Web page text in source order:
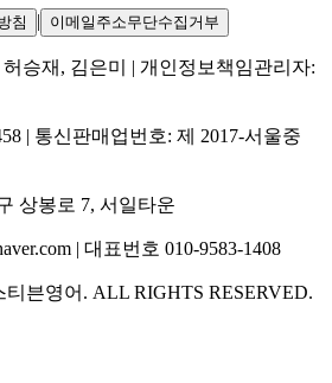
침 | 이메일주소무단수집거부
허승재, 김은미
| 개인정보책임관리자:
| 통신판매업번호: 제 2017-서울중
상봉로 7, 서일타운
| 대표번호 010-9583-1408
티븐영어 . ALL RIGHTS RESERVED.